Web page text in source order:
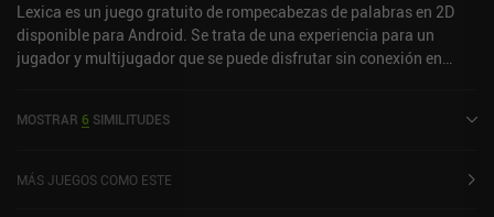
Lexica es un juego gratuito de rompecabezas de palabras en 2D
disponible para Android. Se trata de una experiencia para un
jugador y multijugador que se puede disfrutar sin conexión en
tiene actualmente una valoración de 4,2 sobre 5,0 en Google Play.
MOSTRAR 6 SIMILITUDES
MÁS JUEGOS COMO ESTE